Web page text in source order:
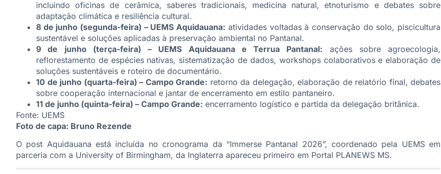
incluindo oficinas de cerâmica, saberes tradicionais, medicina natural, etnoturismo e debates sobre
adaptação climática e resiliência cultural.
8 de junho (segunda-feira) – UEMS Aquidauana: atividades voltadas à conservação do solo, piscicultura
sustentável e soluções aplicadas à preservação ambiental no Pantanal.
9 de junho (terça-feira) – UEMS Aquidauana e Terrua Pantanal: ações sobre agroecologia,
reflorestamento de espécies nativas, sistematização de dados, workshops colaborativos e elaboração de
soluções sustentáveis e roteiro de documentário.
10 de junho (quarta-feira) – Campo Grande: retorno da delegação, elaboração de relatório final, debates
sobre cooperação internacional e jantar de encerramento em estilo pantaneiro.
11 de junho (quinta-feira) – Campo Grande: encerramento logístico e partida da delegação britânica.
Fonte: UEMS
Foto de capa: Bruno Rezende
O post Aquidauana está incluída no cronograma da “Immerse Pantanal 2026”, coordenado pela UEMS em
parceria com a University of Birmingham, da Inglaterra apareceu primeiro em Portal PLANEWS MS.